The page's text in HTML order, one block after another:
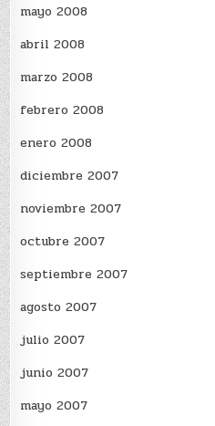
mayo 2008
abril 2008
marzo 2008
febrero 2008
enero 2008
diciembre 2007
noviembre 2007
octubre 2007
septiembre 2007
agosto 2007
julio 2007
junio 2007
mayo 2007